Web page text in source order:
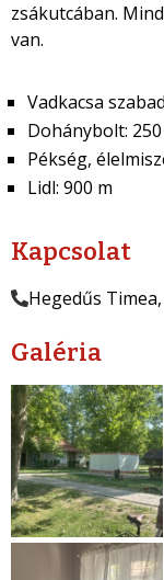
zsákutcában.
van.
Vadkacsa
Dohánybolt:
Pékség,
Lidl: 900 m
Kapcsolat
Hegedűs
Galéria